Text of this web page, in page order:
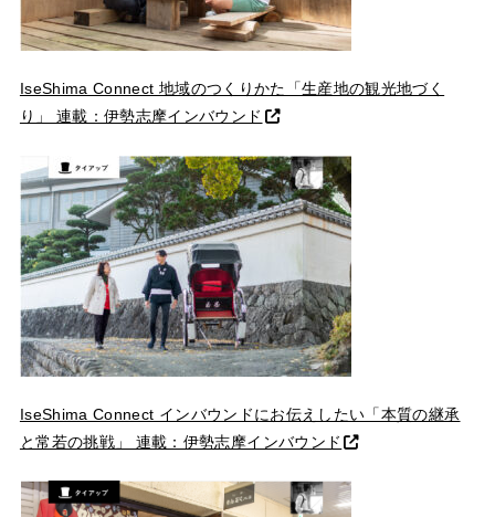
IseShima Connect 地域のつくりかた「生産地の観光地づく
り」 連載：伊勢志摩インバウンド
IseShima Connect インバウンドにお伝えしたい「本質の継承
と常若の挑戦」 連載：伊勢志摩インバウンド